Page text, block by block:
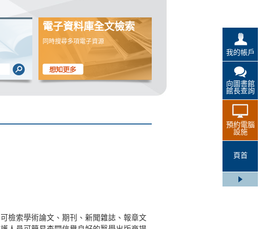
我的帳戶
向圖書館
館長查詢
預約電腦
設施
頁首
電子資料庫全文檢索
同時搜尋多項電子資源
檢索學術論文、期刊、新聞雜誌、報章文